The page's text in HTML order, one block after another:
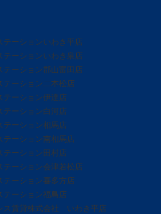
テーションいわき平店
テーションいわき泉店
テーション郡山富田店
テーション二本松店
テーション伊達店
テーション白河店
テーション相馬店
テーション南相馬店
テーション田村店
テーション会津若松店
テーション喜多方店
テーション福島店
ス賃貸株式会社 いわき平店